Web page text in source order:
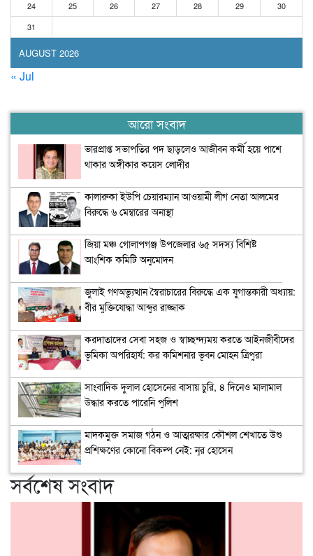
AUGUST 2026
24
25 26 27 28 29
30
31
« Jul
আরো সংবাদ
ভারপ্রাপ্ত সভাপতির পদ ছাড়লেও আজীবন কর্মী হয়ে পাশে
থাকার অঙ্গীকার কয়েস লোদীর
কালারুকা ইউপি চেয়ারম্যান আওয়ামী লীগ নেতা আলমের
বিরুদ্ধে ৬ মেম্বারের অনাস্থা
জিয়া মঞ্চ গোলাপগঞ্জ উপজেলার ৬৫ সদস্য বিশিষ্ট
আংশিক কমিটি অনুমোদন
জুলাই গণঅভ্যুত্থান স্বৈরাচারের বিরুদ্ধে এক যুগান্তকারী অধ্যায়:
বীর মুক্তিযোদ্ধা আব্দুর রাজ্জাক
করদাতাদের সেবা সহজ ও স্বাচ্ছন্দ্যময় করতে আইনজীবীদের
ভূমিকা অপরিহার্য: কর কমিশনার ভূবন মোহন ত্রিপুরা
সাংবাদিক দুলাল হোসেনের বাসায় চুরি, ৪ দিনেও মালামাল
উদ্ধার করতে পারেনি পুলিশ
মাদকমুক্ত সমাজ গঠন ও আত্মরক্ষার কৌশল শেখাতে উশু
প্রশিক্ষণের কোনো বিকল্প নেই: নূর হোসেন
সর্বশেষ সংবাদ